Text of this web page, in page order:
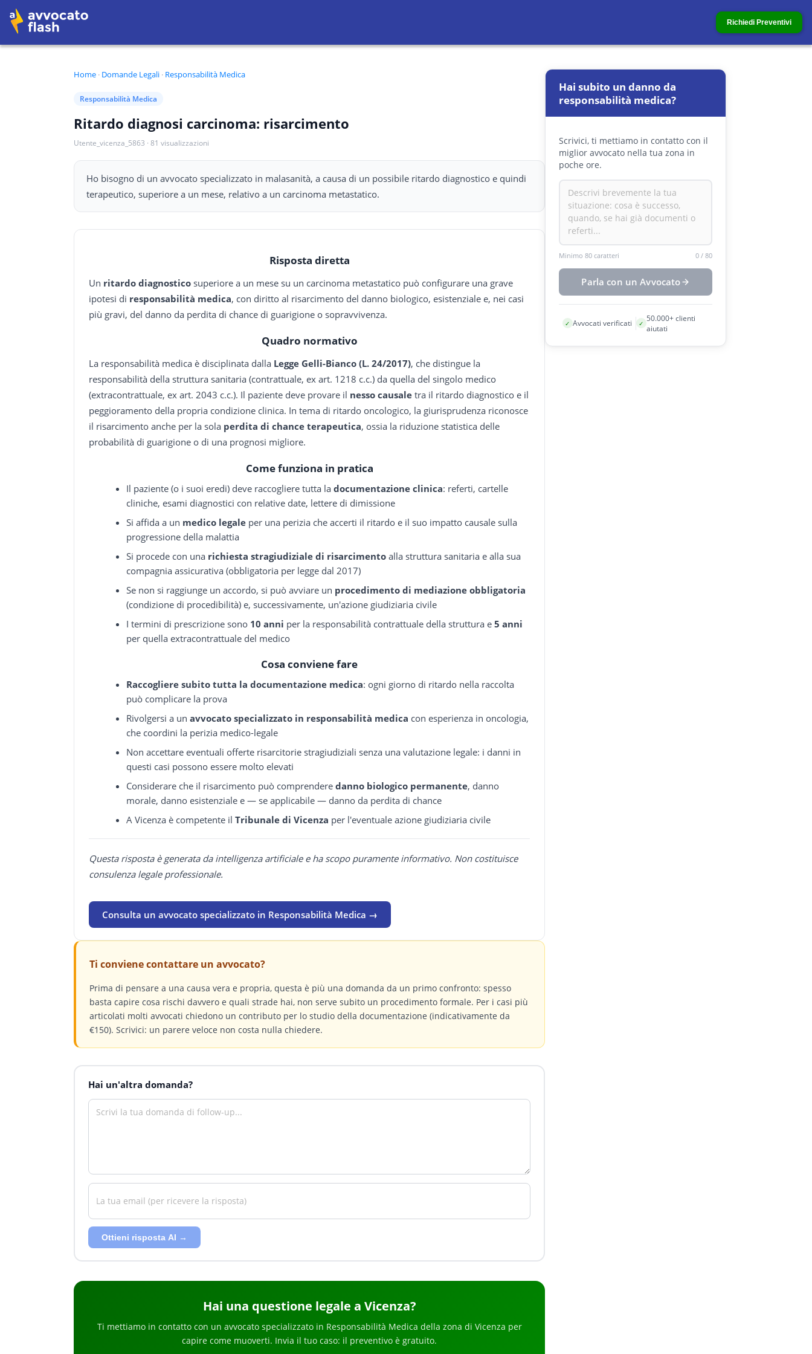
Richiedi Preventivi
Home · Domande Legali · Responsabilità Medica
Responsabilità Medica
Ritardo diagnosi carcinoma: risarcimento
Utente_vicenza_5863 · 81 visualizzazioni
Ho bisogno di un avvocato specializzato in malasanità, a causa di un possibile ritardo diagnostico e quindi
terapeutico, superiore a un mese, relativo a un carcinoma metastatico.
Risposta diretta
Un ritardo diagnostico superiore a un mese su un carcinoma metastatico può configurare una grave
ipotesi di responsabilità medica, con diritto al risarcimento del danno biologico, esistenziale e, nei casi
più gravi, del danno da perdita di chance di guarigione o sopravvivenza.
Quadro normativo
La responsabilità medica è disciplinata dalla Legge Gelli-Bianco (L. 24/2017), che distingue la
responsabilità della struttura sanitaria (contrattuale, ex art. 1218 c.c.) da quella del singolo medico
(extracontrattuale, ex art. 2043 c.c.). Il paziente deve provare il nesso causale tra il ritardo diagnostico e il
peggioramento della propria condizione clinica. In tema di ritardo oncologico, la giurisprudenza riconosce
il risarcimento anche per la sola perdita di chance terapeutica, ossia la riduzione statistica delle
probabilità di guarigione o di una prognosi migliore.
Come funziona in pratica
Il paziente (o i suoi eredi) deve raccogliere tutta ladocumentazione clinica: referti, cartelle
cliniche, esami diagnostici con relative date, lettere di dimissione
Si affida a un medico legale per una perizia che accerti il ritardo e il suo impatto causale sulla
progressione della malattia
Si procede con una richiesta stragiudiziale di risarcimento alla struttura sanitaria e alla sua
compagnia assicurativa (obbligatoria per legge dal 2017)
Se non si raggiunge un accordo, si può avviare un procedimento di mediazione obbligatoria
(condizione di procedibilità) e, successivamente, un'azione giudiziaria civile
I termini di prescrizione sono 10 anni per la responsabilità contrattuale della struttura e5 anni
per quella extracontrattuale del medico
Cosa conviene fare
Raccogliere subito tutta la documentazione medica: ogni giorno di ritardo nella raccolta
può complicare la prova
Rivolgersi a unavvocato specializzato in responsabilità medica con esperienza in oncologia,
che coordini la perizia medico-legale
Non accettare eventuali offerte risarcitorie stragiudiziali senza una valutazione legale: i danni in
questi casi possono essere molto elevati
Considerare che il risarcimento può comprenderedanno biologico permanente, danno
morale, danno esistenziale e — se applicabile — danno da perdita di chance
A Vicenza è competente ilTribunale di Vicenza per l'eventuale azione giudiziaria civile
Questa risposta è generata da intelligenza artificiale e ha scopo puramente informativo. Non costituisce
consulenza legale professionale.
Consulta un avvocato specializzato in Responsabilità Medica →
Ti conviene contattare un avvocato?
Prima di pensare a una causa vera e propria, questa è più una domanda da un primo confronto: spesso
basta capire cosa rischi davvero e quali strade hai, non serve subito un procedimento formale. Per i casi più
articolati molti avvocati chiedono un contributo per lo studio della documentazione (indicativamente da
€150). Scrivici: un parere veloce non costa nulla chiedere.
Hai un'altra domanda?
Ottieni risposta AI →
Hai una questione legale a Vicenza?
Ti mettiamo in contatto con un avvocato specializzato in Responsabilità Medica della zona di Vicenza per
capire come muoverti. Invia il tuo caso: il preventivo è gratuito.
Hai subito un danno da
responsabilità medica?
Scrivici, ti mettiamo in contatto con il
miglior avvocato nella tua zona in
poche ore.
Minimo 80 caratteri 0 / 80
Parla con un Avvocato
✓ Avvocati verificati ✓ 50.000+ clienti
aiutati